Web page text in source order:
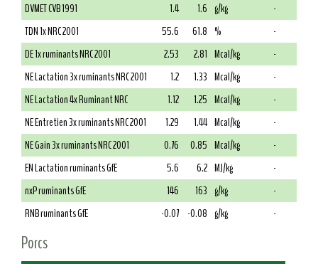
DVMET CVB 1991
1.4 1.6 g/kg
-
TDN 1x NRC 2001
55.6 61.8 %
-
DE 1x ruminants NRC 2001
2.53 2.81 Mcal/kg
-
NE Lactation 3x ruminants NRC 2001
1.2 1.33 Mcal/kg
-
NE Lactation 4x Ruminant NRC
1.12 1.25 Mcal/kg
-
NE Entretien 3x ruminants NRC 2001
1.29 1.44 Mcal/kg
-
NE Gain 3x ruminants NRC 2001
0.76 0.85 Mcal/kg
-
EN Lactation ruminants GfE
5.6 6.2 MJ/kg
-
nxP ruminants GfE
146 163 g/kg
-
RNB ruminants GfE
-0.07 -0.08 g/kg -
Porcs